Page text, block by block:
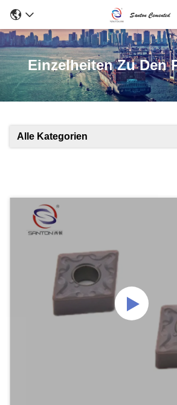
Einzelheiten Zu Den
Alle Kategorien